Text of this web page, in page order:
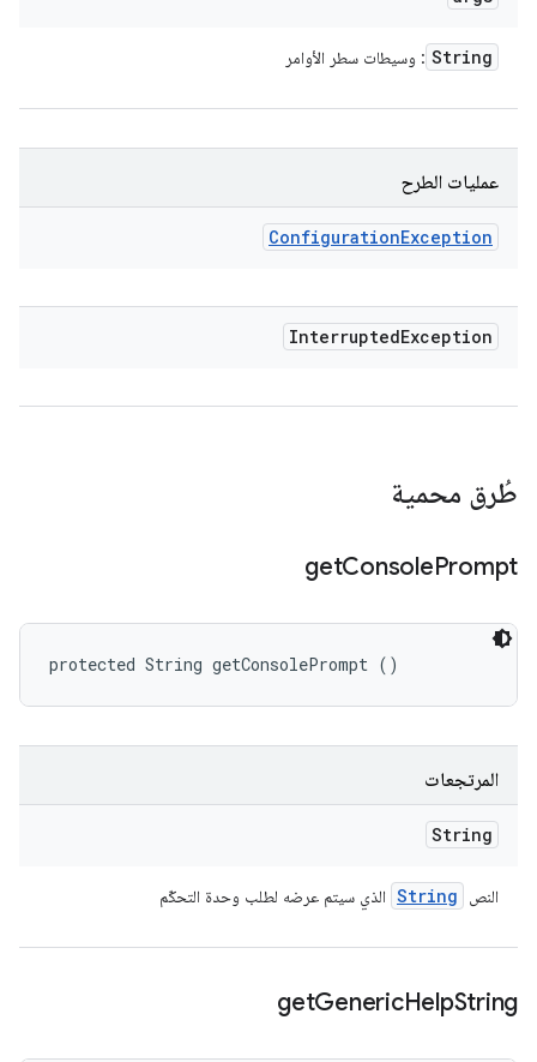
String : وسيطات سطر الأوامر
عمليات الطرح
ConfigurationException
InterruptedException
طُرق محمية
getConsolePrompt
protected String getConsolePrompt ()
المرتجعات
String
النص String الذي سيتم عرضه لطلب وحدة التحكّم
getGenericHelpString